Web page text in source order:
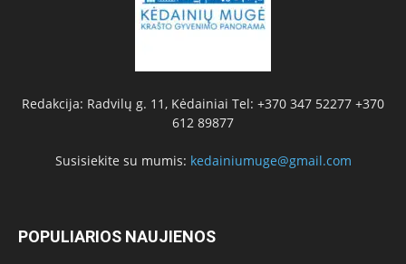
Redakcija: Radvilų g. 11, Kėdainiai Tel: +370 347 52277 +370
612 89877
Susisiekite su mumis: kedainiumuge@gmail.com
POPULIARIOS NAUJIENOS